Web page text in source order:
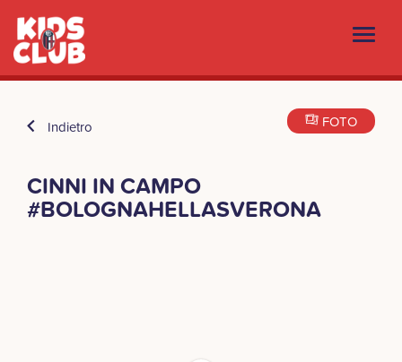
Indietro FOTO
CINNI IN CAMPO
#BOLOGNAHELLASVERONA